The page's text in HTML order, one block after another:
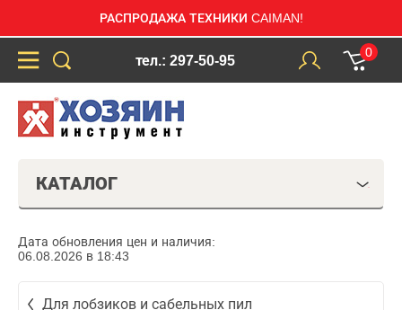
РАСПРОДАЖА ТЕХНИКИ CAIMAN!
тел.: 297-50-95
0
КАТАЛОГ
Дата обновления цен и наличия:
06.08.2026 в 18:43
Для лобзиков и сабельных пил